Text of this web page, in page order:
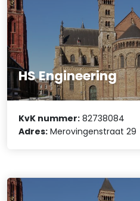
HS Engineering
KvK nummer: 82738084
Adres: Merovingenstraat 29